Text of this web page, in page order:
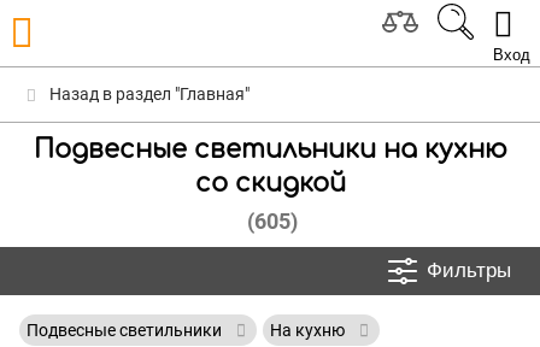
Вход
Назад в раздел "Главная"
Подвесные светильники на кухню
со скидкой
(605)
Фильтры
Подвесные светильники
На кухню